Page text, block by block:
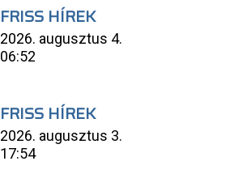
FRISS HÍREK
2026. augusztus 4.
06:52
FRISS HÍREK
2026. augusztus 3.
17:54